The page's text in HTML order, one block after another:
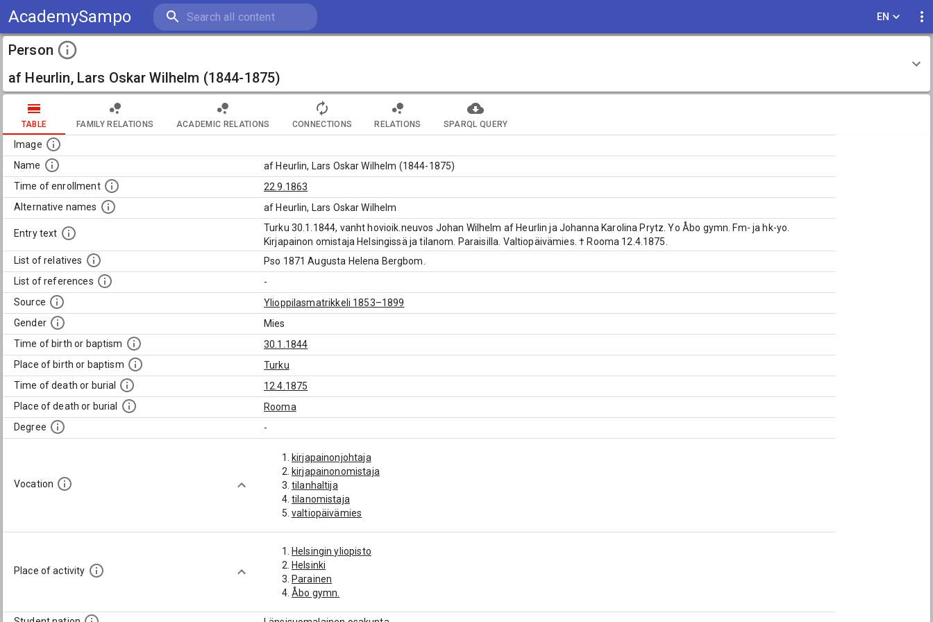
AcademySampo EN
Person
af Heurlin, Lars Oskar Wilhelm (1844-1875)
TABLE FAMILY RELATIONS ACADEMIC RELATIONS CONNECTIONS RELATIONS SPARQL QUERY
Image
Name
af Heurlin, Lars Oskar Wilhelm (1844-1875)
Time of enrollment
22.9.1863
Alternative names
af Heurlin, Lars Oskar Wilhelm
Entry text
Turku 30.1.1844, vanht hovioik.neuvos Johan Wilhelm af Heurlin ja Johanna Karolina Prytz. Yo Åbo gymn. Fm- ja hk-yo.
Kirjapainon omistaja Helsingissä ja tilanom. Paraisilla. Valtiopäivämies. † Rooma 12.4.1875.
List of relatives
Pso 1871 Augusta Helena Bergbom.
List of references
-
Source
Ylioppilasmatrikkeli 1853–1899
Gender
Mies
Time of birth or baptism
30.1.1844
Place of birth or baptism
Turku
Time of death or burial
12.4.1875
Place of death or burial
Rooma
Degree
-
Vocation
kirjapainonjohtaja
kirjapainonomistaja
tilanhaltija
tilanomistaja
valtiopäivämies
Place of activity
Helsingin yliopisto
Helsinki
Parainen
Åbo gymn.